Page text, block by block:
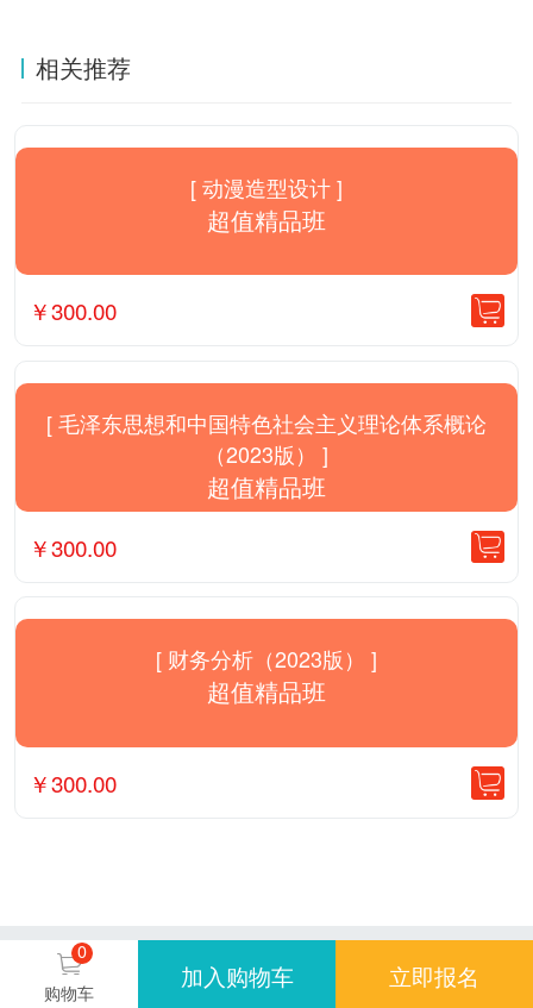
相关推荐
[ 动漫造型设计 ]
超值精品班
￥300.00
[ 毛泽东思想和中国特色社会主义理论体系概论
（2023版） ]
超值精品班
￥300.00
[ 财务分析（2023版） ]
超值精品班
￥300.00
0
购物车
加入购物车 立即报名